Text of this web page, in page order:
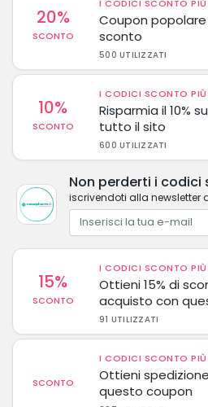
20%
SCONTO
I CODICI SCONTO
Coupon popolare
sconto
500 UTILIZZATI
10%
SCONTO
I CODICI SCONTO
Risparmia il 10%
tutto il sito
600 UTILIZZATI
Non perderti i
iscrivendoti alla newsletter
15%
SCONTO
I CODICI SCONTO
Ottieni 15% di
acquisto con
91 UTILIZZATI
SCONTO
I CODICI SCONTO
Ottieni
questo coupon